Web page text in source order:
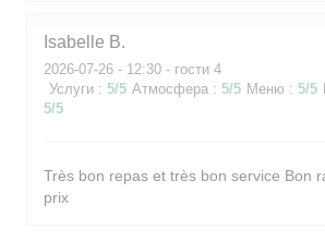
Isabelle B
2026-07-26 - 12:30 - гости 4
Услуги : 5/5 Атмосфера : 5/5 Меню : 5/5
5/5
Très bon repas et très bon service Bon
prix